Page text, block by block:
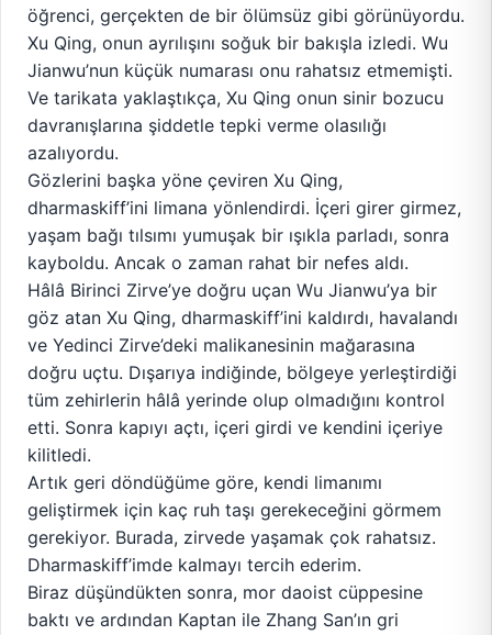
öğrenci, gerçekten de bir ölümsüz gibi görünüyordu.
Xu Qing, onun ayrılışını soğuk bir bakışla izledi. Wu
Jianwu’nun küçük numarası onu rahatsız etmemişti.
Ve tarikata yaklaştıkça, Xu Qing onun sinir bozucu
davranışlarına şiddetle tepki verme olasılığı
azalıyordu.
Gözlerini başka yöne çeviren Xu Qing,
dharmaskiff’ini limana yönlendirdi. İçeri girer girmez,
yaşam bağı tılsımı yumuşak bir ışıkla parladı, sonra
kayboldu. Ancak o zaman rahat bir nefes aldı.
Hâlâ Birinci Zirve’ye doğru uçan Wu Jianwu’ya bir
göz atan Xu Qing, dharmaskiff’ini kaldırdı, havalandı
ve Yedinci Zirve’deki malikanesinin mağarasına
doğru uçtu. Dışarıya indiğinde, bölgeye yerleştirdiği
tüm zehirlerin hâlâ yerinde olup olmadığını kontrol
etti. Sonra kapıyı açtı, içeri girdi ve kendini içeriye
kilitledi.
Artık geri döndüğüme göre, kendi limanımı
geliştirmek için kaç ruh taşı gerekeceğini görmem
gerekiyor. Burada, zirvede yaşamak çok rahatsız.
Dharmaskiff’imde kalmayı tercih ederim.
Biraz düşündükten sonra, mor daoist cüppesine
baktı ve ardından Kaptan ile Zhang San’ın gri